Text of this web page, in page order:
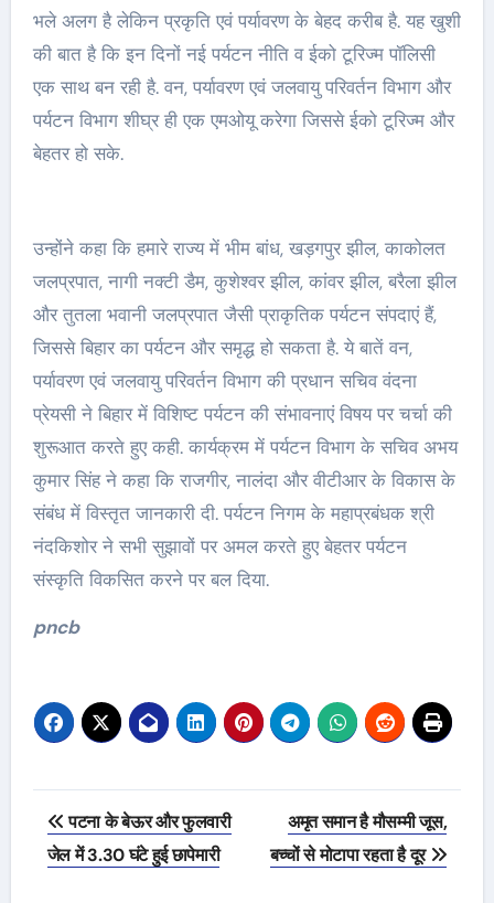
भले अलग है लेकिन प्रकृति एवं पर्यावरण के बेहद करीब है. यह खुशी
की बात है कि इन दिनों नई पर्यटन नीति व ईको टूरिज्म पॉलिसी
एक साथ बन रही है. वन, पर्यावरण एवं जलवायु परिवर्तन विभाग और
पर्यटन विभाग शीघ्र ही एक एमओयू करेगा जिससे ईको टूरिज्म और
बेहतर हो सके.
उन्होंने कहा कि हमारे राज्य में भीम बांध, खड़गपुर झील, काकोलत
जलप्रपात, नागी नक्टी डैम, कुशेश्वर झील, कांवर झील, बरैला झील
और तुतला भवानी जलप्रपात जैसी प्राकृतिक पर्यटन संपदाएं हैं,
जिससे बिहार का पर्यटन और समृद्ध हो सकता है. ये बातें वन,
पर्यावरण एवं जलवायु परिवर्तन विभाग की प्रधान सचिव वंदना
प्रेयसी ने बिहार में विशिष्ट पर्यटन की संभावनाएं विषय पर चर्चा की
शुरूआत करते हुए कही. कार्यक्रम में पर्यटन विभाग के सचिव अभय
कुमार सिंह ने कहा कि राजगीर, नालंदा और वीटीआर के विकास के
संबंध में विस्तृत जानकारी दी. पर्यटन निगम के महाप्रबंधक श्री
नंदकिशोर ने सभी सुझावों पर अमल करते हुए बेहतर पर्यटन
संस्कृति विकसित करने पर बल दिया.
pncb
Post
navigation
पटना के बेऊर और फुलवारी
जेल में 3.30 घंटे हुई छापेमारी
अमृत समान है मौसम्मी जूस,
बच्चों से मोटापा रहता है दूर